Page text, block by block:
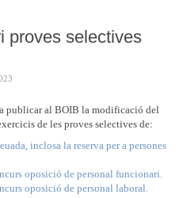
proves selectives
publicar al BOIB la modificació del
de les proves selectives de:
inclosa la reserva per a persones
oposició de personal funcionari.
oposició de personal laboral.